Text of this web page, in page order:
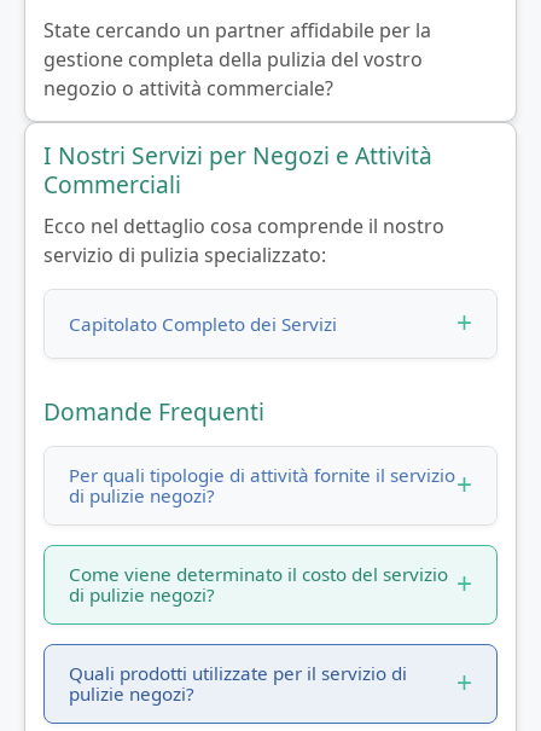
State cercando un partner affidabile per la
gestione completa della pulizia del vostro
negozio o attività commerciale?
I Nostri Servizi per Negozi e Attività
Commerciali
Ecco nel dettaglio cosa comprende il nostro
servizio di pulizia specializzato:
Capitolato Completo dei Servizi
Domande Frequenti
Per quali tipologie di attività fornite il servizio
di pulizie negozi?
Come viene determinato il costo del servizio
di pulizie negozi?
Quali prodotti utilizzate per il servizio di
pulizie negozi?